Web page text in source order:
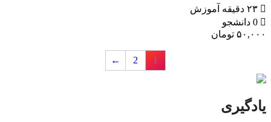
امتیاز4.00
از 5 امتیاز
1
مشتری
0 دانشجو
۵۰,۰۰۰ تومان
1
2
←
یادگیری